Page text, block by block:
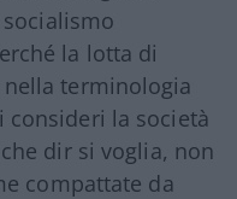
la lotta di
nella terminologia
consideri la società
dir si voglia, non
compattate da